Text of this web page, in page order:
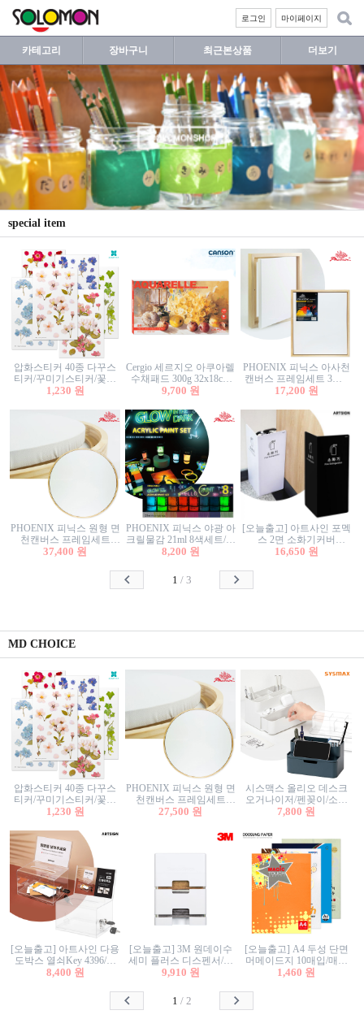
마이페이지
로그인
카테고리 장바구니 최근본상품 더보기
special item
압화스티커 40종 다꾸스
티커/꾸미기스티커/꽃스
티커/압화꽃책갈피/팬시
1,230 원
Cergio 세르지오 아쿠아렐
수채패드 300g 32x18cm
12매 1면제본
9,700 원
PHOENIX 피닉스 아사천
캔버스 프레임세트 3호F
27.3x22cm 캔버스와 올림
17,200 원
PHOENIX 피닉스 원형 면
천캔버스 프레임세트
40cm/원형캔버스/플로팅
37,400 원
PHOENIX 피닉스 야광 아
크릴물감 21ml 8색세트/야
광물감
8,200 원
[오늘출고] 아트사인 포멕
스 2면 소화기커버
1470/1471/소화기커버/소
함/소화기거치대/소화기
16,650 원
1 / 3
MD CHOICE
압화스티커 40종 다꾸스
티커/꾸미기스티커/꽃스
티커/압화꽃책갈피/팬시
1,230 원
PHOENIX 피닉스 원형 면
천캔버스 프레임세트
30cm/원형캔버스/플로팅
27,500 원
시스맥스 올리오 데스크
오거나이저/펜꽂이/소품
꽂이/소품함/정리함/수납
7,800 원
[오늘출고] 아트사인 다용
도박스 열쇠Key 4396/투
표함/건의함/모금함/응모
8,400 원
[오늘출고] 3M 원데이수
세미 플러스 디스펜서/소
프트수세미5매+강력수세
9,910 원
[오늘출고] A4 두성 단면
머메이드지 10매입/매직
터치/색지/색상지/색복사
칼라색지/고급복사지
1,460 원
1 / 2